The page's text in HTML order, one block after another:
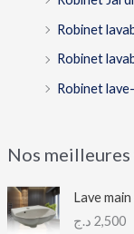
Robinet
Robinet
Robinet
Nos meilleures
Lave
2,500 د.ج